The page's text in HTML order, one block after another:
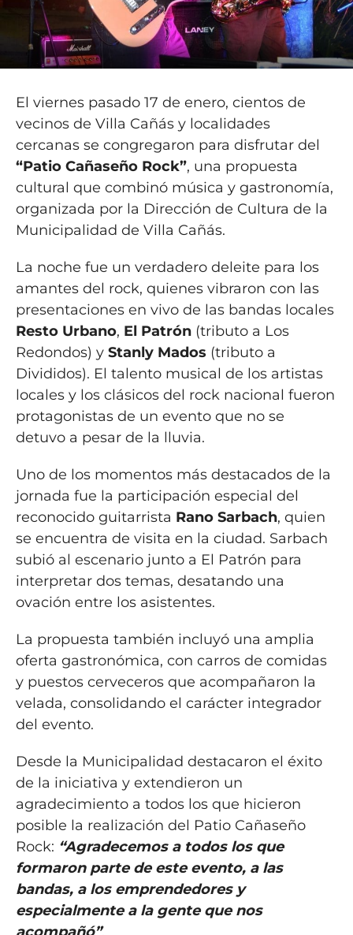
El viernes pasado 17 de enero, cientos de
vecinos de Villa Cañás y localidades
cercanas se congregaron para disfrutar del
“Patio Cañaseño Rock”, una propuesta
cultural que combinó música y gastronomía,
organizada por la Dirección de Cultura de la
Municipalidad de Villa Cañás.
La noche fue un verdadero deleite para los
amantes del rock, quienes vibraron con las
presentaciones en vivo de las bandas locales
Resto Urbano, El Patrón(tributo a Los
Redondos) y Stanly Mados (tributo a
Divididos). El talento musical de los artistas
locales y los clásicos del rock nacional fueron
protagonistas de un evento que no se
detuvo a pesar de la lluvia.
Uno de los momentos más destacados de la
jornada fue la participación especial del
reconocido guitarrista Rano Sarbach, quien
se encuentra de visita en la ciudad. Sarbach
subió al escenario junto a El Patrón para
interpretar dos temas, desatando una
ovación entre los asistentes.
La propuesta también incluyó una amplia
oferta gastronómica, con carros de comidas
y puestos cerveceros que acompañaron la
velada, consolidando el carácter integrador
del evento.
Desde la Municipalidad destacaron el éxito
de la iniciativa y extendieron un
agradecimiento a todos los que hicieron
posible la realización del Patio Cañaseño
Rock: “Agradecemos a todos los que
formaron parte de este evento, a las
bandas, a los emprendedores y
especialmente a la gente que nos